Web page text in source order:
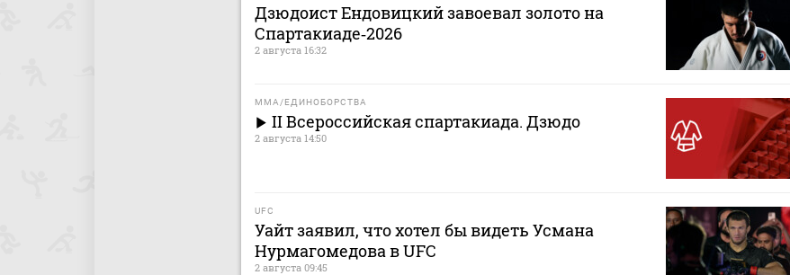
Дзюдоист Ендовицкий завоевал золото на
Спартакиаде‑2026
2 августа 16:32
MMA/ЕДИНОБОРСТВА
II Всероссийская спартакиада. Дзюдо
2 августа 14:50
UFC
Уайт заявил, что хотел бы видеть Усмана
Нурмагомедова в UFC
2 августа 09:45